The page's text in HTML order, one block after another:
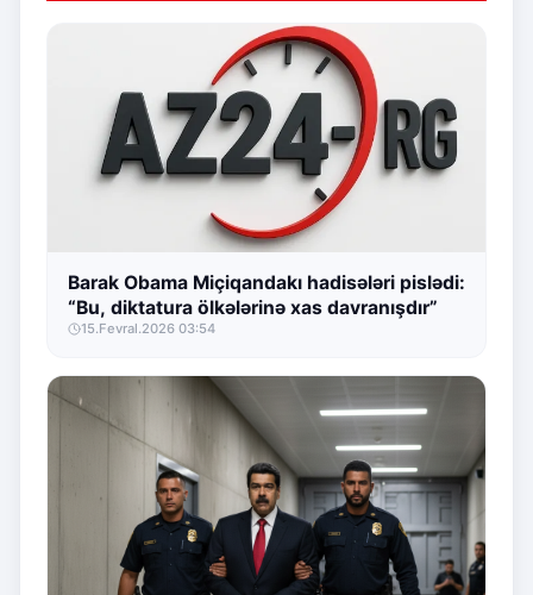
Barak Obama Miçiqandakı hadisələri pislədi:
“Bu, diktatura ölkələrinə xas davranışdır”
15.Fevral.2026 03:54